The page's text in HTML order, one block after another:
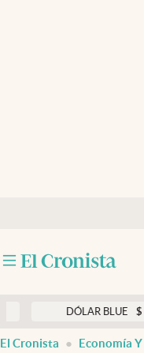
DÓLAR BLUE $ 1525
El Cronista Economía